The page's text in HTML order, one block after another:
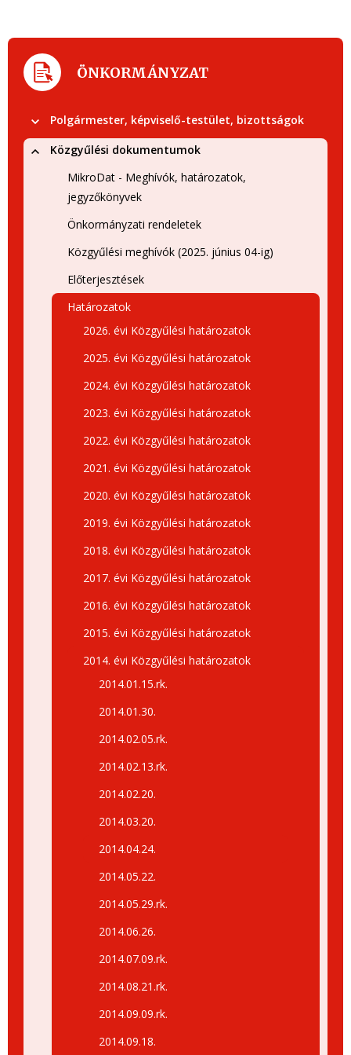
ÖNKORMÁNYZAT
Polgármester, képviselő-testület, bizottságok
Közgyűlési dokumentumok
MikroDat - Meghívók, határozatok,
jegyzőkönyvek
Önkormányzati rendeletek
Közgyűlési meghívók (2025. június 04-ig)
Előterjesztések
Határozatok
2026. évi Közgyűlési határozatok
2025. évi Közgyűlési határozatok
2024. évi Közgyűlési határozatok
2023. évi Közgyűlési határozatok
2022. évi Közgyűlési határozatok
2021. évi Közgyűlési határozatok
2020. évi Közgyűlési határozatok
2019. évi Közgyűlési határozatok
2018. évi Közgyűlési határozatok
2017. évi Közgyűlési határozatok
2016. évi Közgyűlési határozatok
2015. évi Közgyűlési határozatok
2014. évi Közgyűlési határozatok
2014.01.15.rk.
2014.01.30.
2014.02.05.rk.
2014.02.13.rk.
2014.02.20.
2014.03.20.
2014.04.24.
2014.05.22.
2014.05.29.rk.
2014.06.26.
2014.07.09.rk.
2014.08.21.rk.
2014.09.09.rk.
2014.09.18.